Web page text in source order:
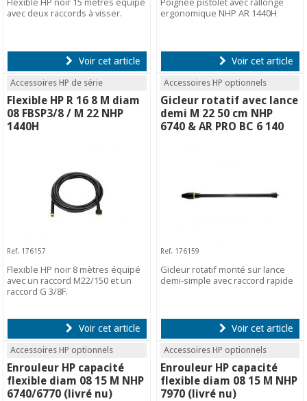
avec deux raccords à visser.
Voir cet article
ergonomique NHP AR 1440H
Voir cet article
Accessoires HP de série
Flexible HP R 16 8 M diam
08 FBSP3/8 / M 22 NHP
1440H
Ref. 176157
Flexible HP noir 8 mètres équipé
avec un raccord M22/150 et un
raccord G 3/8F.
Voir cet article
Accessoires HP optionnels
Gicleur rotatif avec lance
demi M 22 50 cm NHP
6740 & AR PRO BC 6 140
Ref. 176159
Gicleur rotatif monté sur lance
demi-simple avec raccord rapide
Voir cet article
Accessoires HP optionnels
Enrouleur HP capacité
flexible diam 08 15 M NHP
6740/6770 (livré nu)
Accessoires HP optionnels
Enrouleur HP capacité
flexible diam 08 15 M NHP
7970 (livré nu)